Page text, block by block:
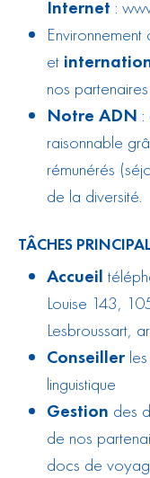
Internet :
et
nos
Notre ADN
raisonnable
rémunérés
de la diversité.
TÂCHES
Accueil
Louise 143,
Lesbroussart,
Conseiller
linguistique
Gestion des
de nos
docs de